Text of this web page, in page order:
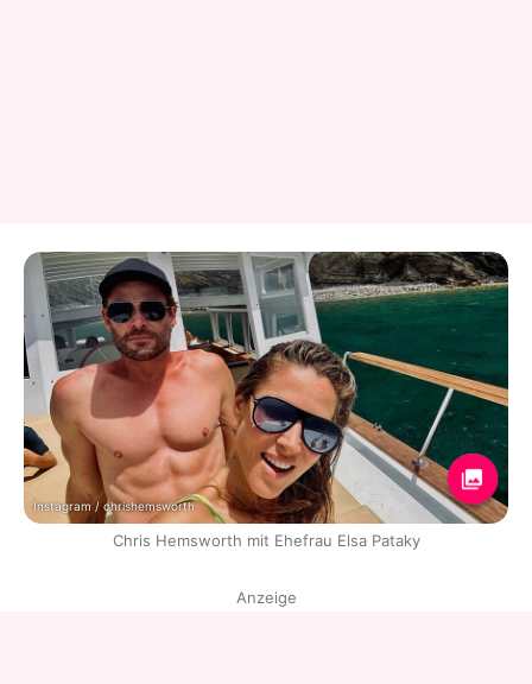
Instagram / chrishemsworth
Chris Hemsworth mit Ehefrau Elsa Pataky
Anzeige